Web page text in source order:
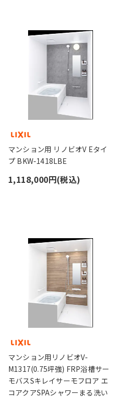
マンション用 リノビオV Eタイ
プ BKW-1418LBE
1,118,000円(税込)
マンション用リノビオV-
M1317(0.75坪強) FRP浴槽サー
モバスSキレイサーモフロア エ
コアクアSPAシャワーまる洗い